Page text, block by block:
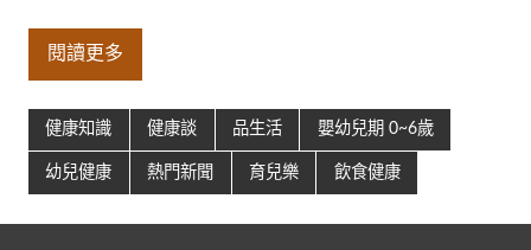
閱讀更多
健康知識 健康談 品生活 嬰幼兒期 0~6歲
幼兒健康 熱門新聞 育兒樂 飲食健康